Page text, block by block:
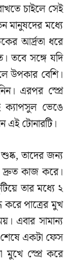
চাইলে সেই
মানুষদের মধ্যে
আর্দ্রতা ধরে
তবে সঙ্গে যদি
উপকার বেশি।
এরপর স্প্রে
ক্যাপসুল ভেঙে
এই টোনারটি।
তাদের জন্য
দ্রুত কাজ করে।
তার মধ্যে ২
করে পাত্রের মুখ
এবার সামান্য
একটা ফেস
মুখে স্প্রে করে